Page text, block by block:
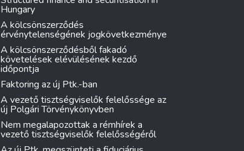
Hungary
A kölcsönszerződés
érvénytelenségének jogkövetkezménye
A kölcsönszerződésből fakadó
követelések elévülésének kezdő
időpontja
Faktoring az új Ptk.-ban
A vezető tisztségviselők felelőssége az
új Polgári Törvénykönyvben
Nem megalapozottak a rémhírek a
vezető tisztségviselők felelősségéről